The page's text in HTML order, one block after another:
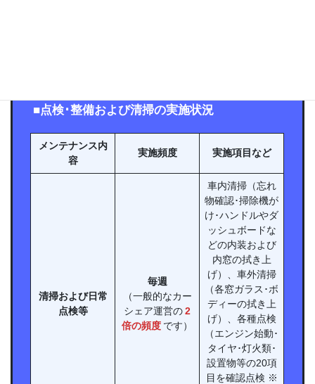
■点検･整備および清掃の実施状況
メンテナンス内
容
実施頻度 実施項目など
清掃および日常
点検等
毎週
（一般的なカー
シェア運営の2
倍の頻度 です）
車内清掃（忘れ
物確認･掃除機が
け･ハンドルやダ
ッシュボードな
どの内装および
内窓の拭き上
げ）、車外清掃
（各窓ガラス･ボ
ディーの拭き上
げ）、各種点検
（エンジン始動･
タイヤ･灯火類･
設置物等の20項
目を確認点検 ※